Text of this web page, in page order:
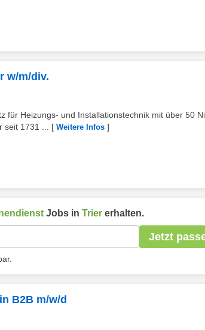
w/m/div.
für Heizungs- und Installationstechnik mit über 50
1731 ...
[ Weitere Infos ]
Jobs in Trier erhalten.
Jetzt
B2B m/w/d